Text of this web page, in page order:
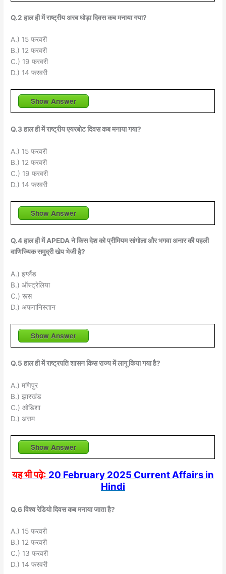
Q.2 हाल ही में राष्ट्रीय अरब घोड़ा दिवस कब मनाया गया?
A.) 15 फरवरी
B.) 12 फरवरी
C.) 19 फरवरी
D.) 14 फरवरी
Show Answer
Q.3 हाल ही में राष्ट्रीय एयरबोट दिवस कब मनाया गया?
A.) 15 फरवरी
B.) 12 फरवरी
C.) 19 फरवरी
D.) 14 फरवरी
Show Answer
Q.4 हाल ही में APEDA ने किस देश को प्रीमियम सांगोला और भगवा अनार की पहली
वाणिज्यिक समुद्री खेप भेजी है?
A.) इंग्लैंड
B.) ऑस्ट्रेलिया
C.) रूस
D.) अफगानिस्तान
Show Answer
Q.5 हाल ही में राष्ट्रपति शासन किस राज्य में लागू किया गया है?
A.) मणिपुर
B.) झारखंड
C.) ओडिशा
D.) असम
Show Answer
यह भी पढ़े: 20 February 2025 Current Affairs in
Hindi
Q.6 विश्व रेडियो दिवस कब मनाया जाता है?
A.) 15 फरवरी
B.) 12 फरवरी
C.) 13 फरवरी
D.) 14 फरवरी